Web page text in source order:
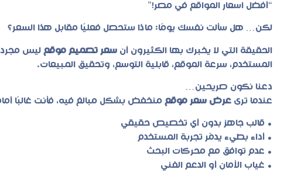
“أفضل اسعار المواقع في مصر!”
لكن… هل سألت نفسك يومًا: ماذا ستحصل فعليًا مقابل هذا السعر؟
الحقيقة التي لا يخبرك بها الكثيرون أن سعر تصميم موقع ليس
المستخدم، سرعة الموقع، قابلية التوسع، وتحقيق المبيعات.
دعنا نكون صريحين…
عندما ترى عرض سعر موقع منخفض بشكل مبالغ فيه، فأنت غالبًا
• قالب جاهز بدون أي تخصيص حقيقي
• أداء بطيء يدمّر تجربة المستخدم
• عدم توافق مع محركات البحث
• غياب الأمان أو الدعم الفني